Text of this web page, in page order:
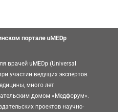
портале uMEDp
врачей uMEDp (Universal
участии ведущих экспертов
много лет
домом «Медфорум».
проектов научно-